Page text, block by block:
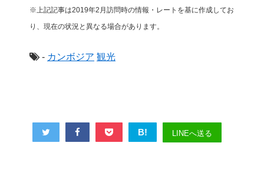
※上記記事は2019年2月訪問時の情報・レートを基に作成してお
り、現在の状況と異なる場合があります。
- カンボジア 観光
B! LINEへ送る